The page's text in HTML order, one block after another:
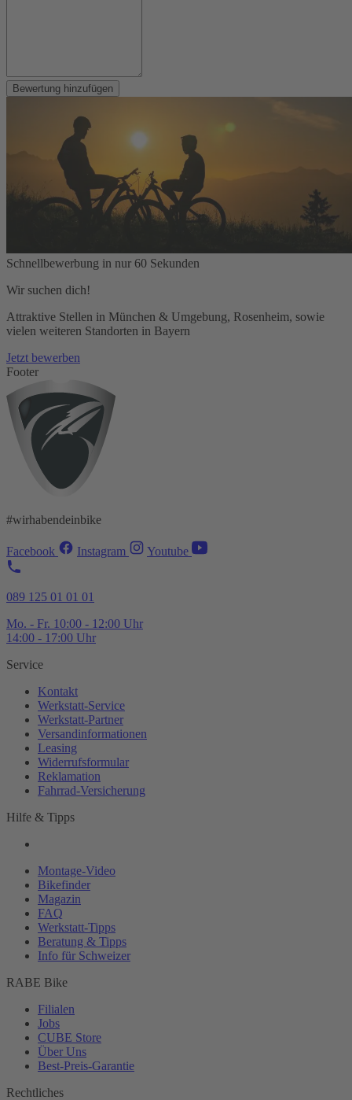
Bewertung hinzufügen
Schnellbewerbung in nur 60 Sekunden
Wir suchen dich!
Attraktive Stellen in München & Umgebung, Rosenheim, sowie
vielen weiteren Standorten in Bayern
Jetzt bewerben
Footer
#wirhabendeinbike
Facebook Instagram Youtube
089 125 01 01 01
Mo. - Fr. 10:00 - 12:00 Uhr
14:00 - 17:00 Uhr
Service
Kontakt
Werkstatt-Service
Werkstatt-Partner
Versandinformationen
Leasing
Widerrufsformular
Reklamation
Fahrrad-Versicherung
Hilfe & Tipps
Montage-Video
Bikefinder
Magazin
FAQ
Werkstatt-Tipps
Beratung & Tipps
Info für Schweizer
RABE Bike
Filialen
Jobs
CUBE Store
Über Uns
Best-Preis-Garantie
Rechtliches